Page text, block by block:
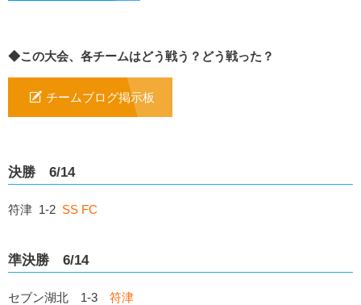
◆この大会、各チームはどう戦う？どう戦った？
チームブログ掲示板
決勝 6/14
符津 1-2 SS FC
準決勝 6/14
セブン湖北 1-3 符津